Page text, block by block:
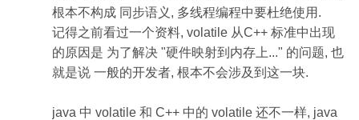
根本不构成 同步语义, 多线程编程中要杜绝使用.
记得之前看过一个资料, volatile 从C++ 标准中出现
的原因是 为了解决 "硬件映射到内存上..." 的问题, 也
就是说 一般的开发者, 根本不会涉及到这一块.
java 中 volatile 和 C++ 中的 volatile 还不一样, java